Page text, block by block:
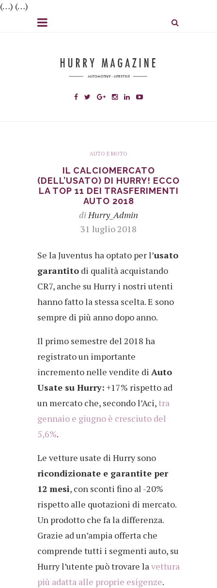
(…) (…)
AUTO E MOTO
IL CALCIOMERCATO
(DELL’USATO) DI HURRY! ECCO
LA TOP 11 DEI TRASFERIMENTI
AUTO 2018
diHurry_Admin
31 luglio 2018
Se la Juventus ha optato per l’usato
garantito di qualità acquistando
CR7, anche su Hurry i nostri utenti
hanno fatto la stessa scelta. E sono
sempre di più anno dopo anno.
Il primo semestre del 2018 ha
registrato un importante
incremento nelle vendite di Auto
Usate su Hurry: +17% rispetto ad
un mercato che, secondo l’Aci, tra
gennaio e giugno è cresciuto del
5,6%.
Le vetture usate di Hurry sono
ricondizionate e garantite per
12 mesi, con sconti fino al -20%
rispetto alle quotazioni di mercato.
Un prodotto che fa la differenza.
Grazie ad un’ampia offerta che
comprende tutti i segmenti auto, su
Hurry l’utente può trovare lavettura
più adatta alle proprie esigenze.